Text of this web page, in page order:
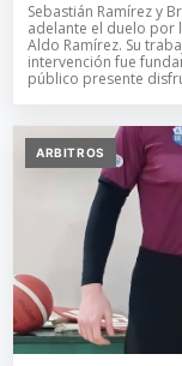
Sebastián Ramírez y
adelante el duelo por
Aldo Ramírez. Su
intervención fue
público presente
ARBITROS